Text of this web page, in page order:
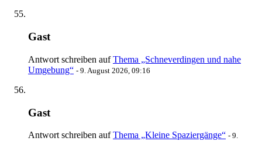
Gast
Antwort schreiben aufThema „Schneverdingen und nahe
Umgebung“ - 9. August 2026, 09:16
Gast
Antwort schreiben aufThema „Kleine Spaziergänge“ - 9.